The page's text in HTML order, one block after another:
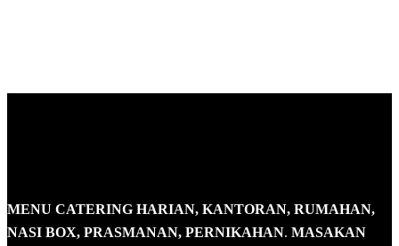
MENU CATERING HARIAN, KANTORAN, RUMAHAN,
NASI BOX, PRASMANAN, PERNIKAHAN. MASAKAN